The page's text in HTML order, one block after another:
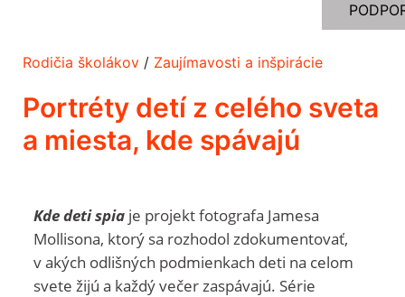
Rodičia školákov / Zaujímavosti a inšpirácie
Portréty detí z celého sveta
a miesta, kde spávajú
Kde deti spia je projekt fotografa Jamesa
Mollisona, ktorý sa rozhodol zdokumentovať,
v akých odlišných podmienkach deti na celom
svete žijú a každý večer zaspávajú. Série